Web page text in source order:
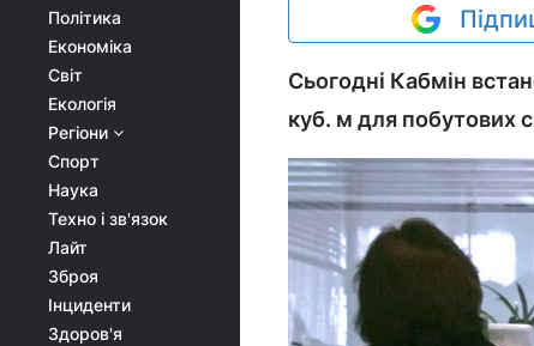
Політика
Економіка
Світ
Екологія
Регіони
Спорт
Наука
Техно і зв'язок
Лайт
Зброя
Інциденти
Здоров'я
Сьогодні Кабмін
куб. м для побутових